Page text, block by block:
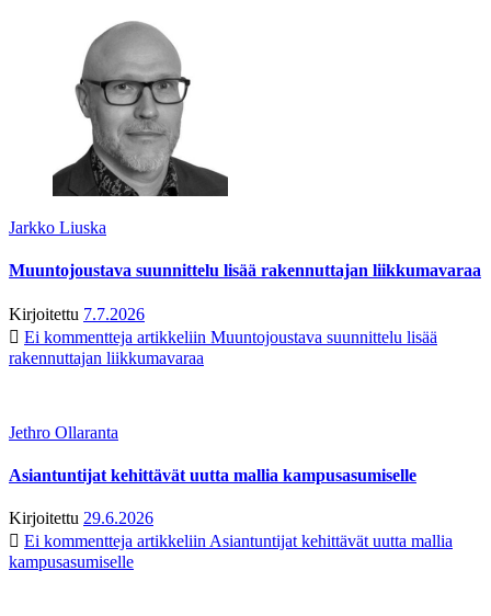
Jarkko Liuska
Muuntojoustava suunnittelu lisää rakennuttajan liikkumavaraa
Kirjoitettu 7.7.2026
Ei kommentteja artikkeliin Muuntojoustava suunnittelu lisää
rakennuttajan liikkumavaraa
Jethro Ollaranta
Asiantuntijat kehittävät uutta mallia kampusasumiselle
Kirjoitettu 29.6.2026
Ei kommentteja artikkeliin Asiantuntijat kehittävät uutta mallia
kampusasumiselle